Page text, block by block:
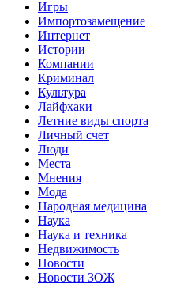
Игры
Импортозамещение
Интернет
Истории
Компании
Криминал
Культура
Лайфхаки
Летние виды спорта
Личный счет
Люди
Места
Мнения
Мода
Народная медицина
Наука
Наука и техника
Недвижимость
Новости
Новости ЗОЖ